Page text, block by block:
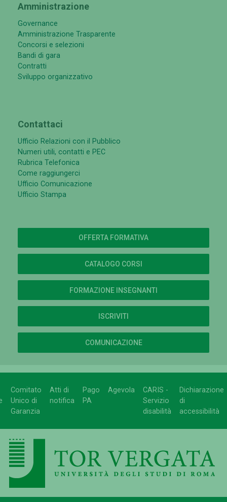
Amministrazione
Governance
Amministrazione Trasparente
Concorsi e selezioni
Bandi di gara
Contratti
Sviluppo organizzativo
Contattaci
Ufficio Relazioni con il Pubblico
Numeri utili, contatti e PEC
Rubrica Telefonica
Come raggiungerci
Ufficio Comunicazione
Ufficio Stampa
OFFERTA FORMATIVA
CATALOGO CORSI
FORMAZIONE INSEGNANTI
ISCRIVITI
COMUNICAZIONE
Comitato
Unico di
Garanzia
Atti di
notifica
Pago
PA
Agevola
CARIS -
Servizio
disabilità
Dichiarazione
di
accessibilità